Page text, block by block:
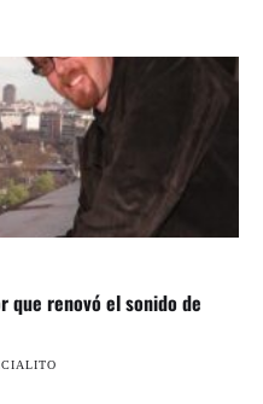
que renovó el sonido de